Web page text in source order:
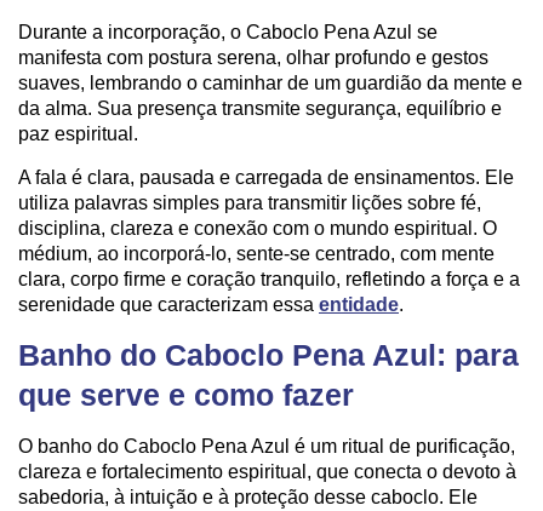
Durante a incorporação, o Caboclo Pena Azul se
manifesta com postura serena, olhar profundo e gestos
suaves, lembrando o caminhar de um guardião da mente e
da alma. Sua presença transmite segurança, equilíbrio e
paz espiritual.
A fala é clara, pausada e carregada de ensinamentos. Ele
utiliza palavras simples para transmitir lições sobre fé,
disciplina, clareza e conexão com o mundo espiritual. O
médium, ao incorporá-lo, sente-se centrado, com mente
clara, corpo firme e coração tranquilo, refletindo a força e a
serenidade que caracterizam essa entidade.
Banho do Caboclo Pena Azul: para
que serve e como fazer
O banho do Caboclo Pena Azul é um ritual de purificação,
clareza e fortalecimento espiritual, que conecta o devoto à
sabedoria, à intuição e à proteção desse caboclo. Ele